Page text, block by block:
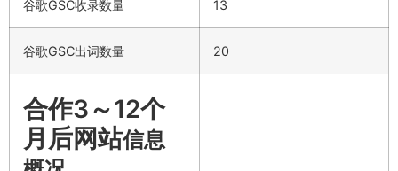
谷歌GSC收录数量 13
谷歌GSC出词数量 20
合作3～12个
月后网站信息